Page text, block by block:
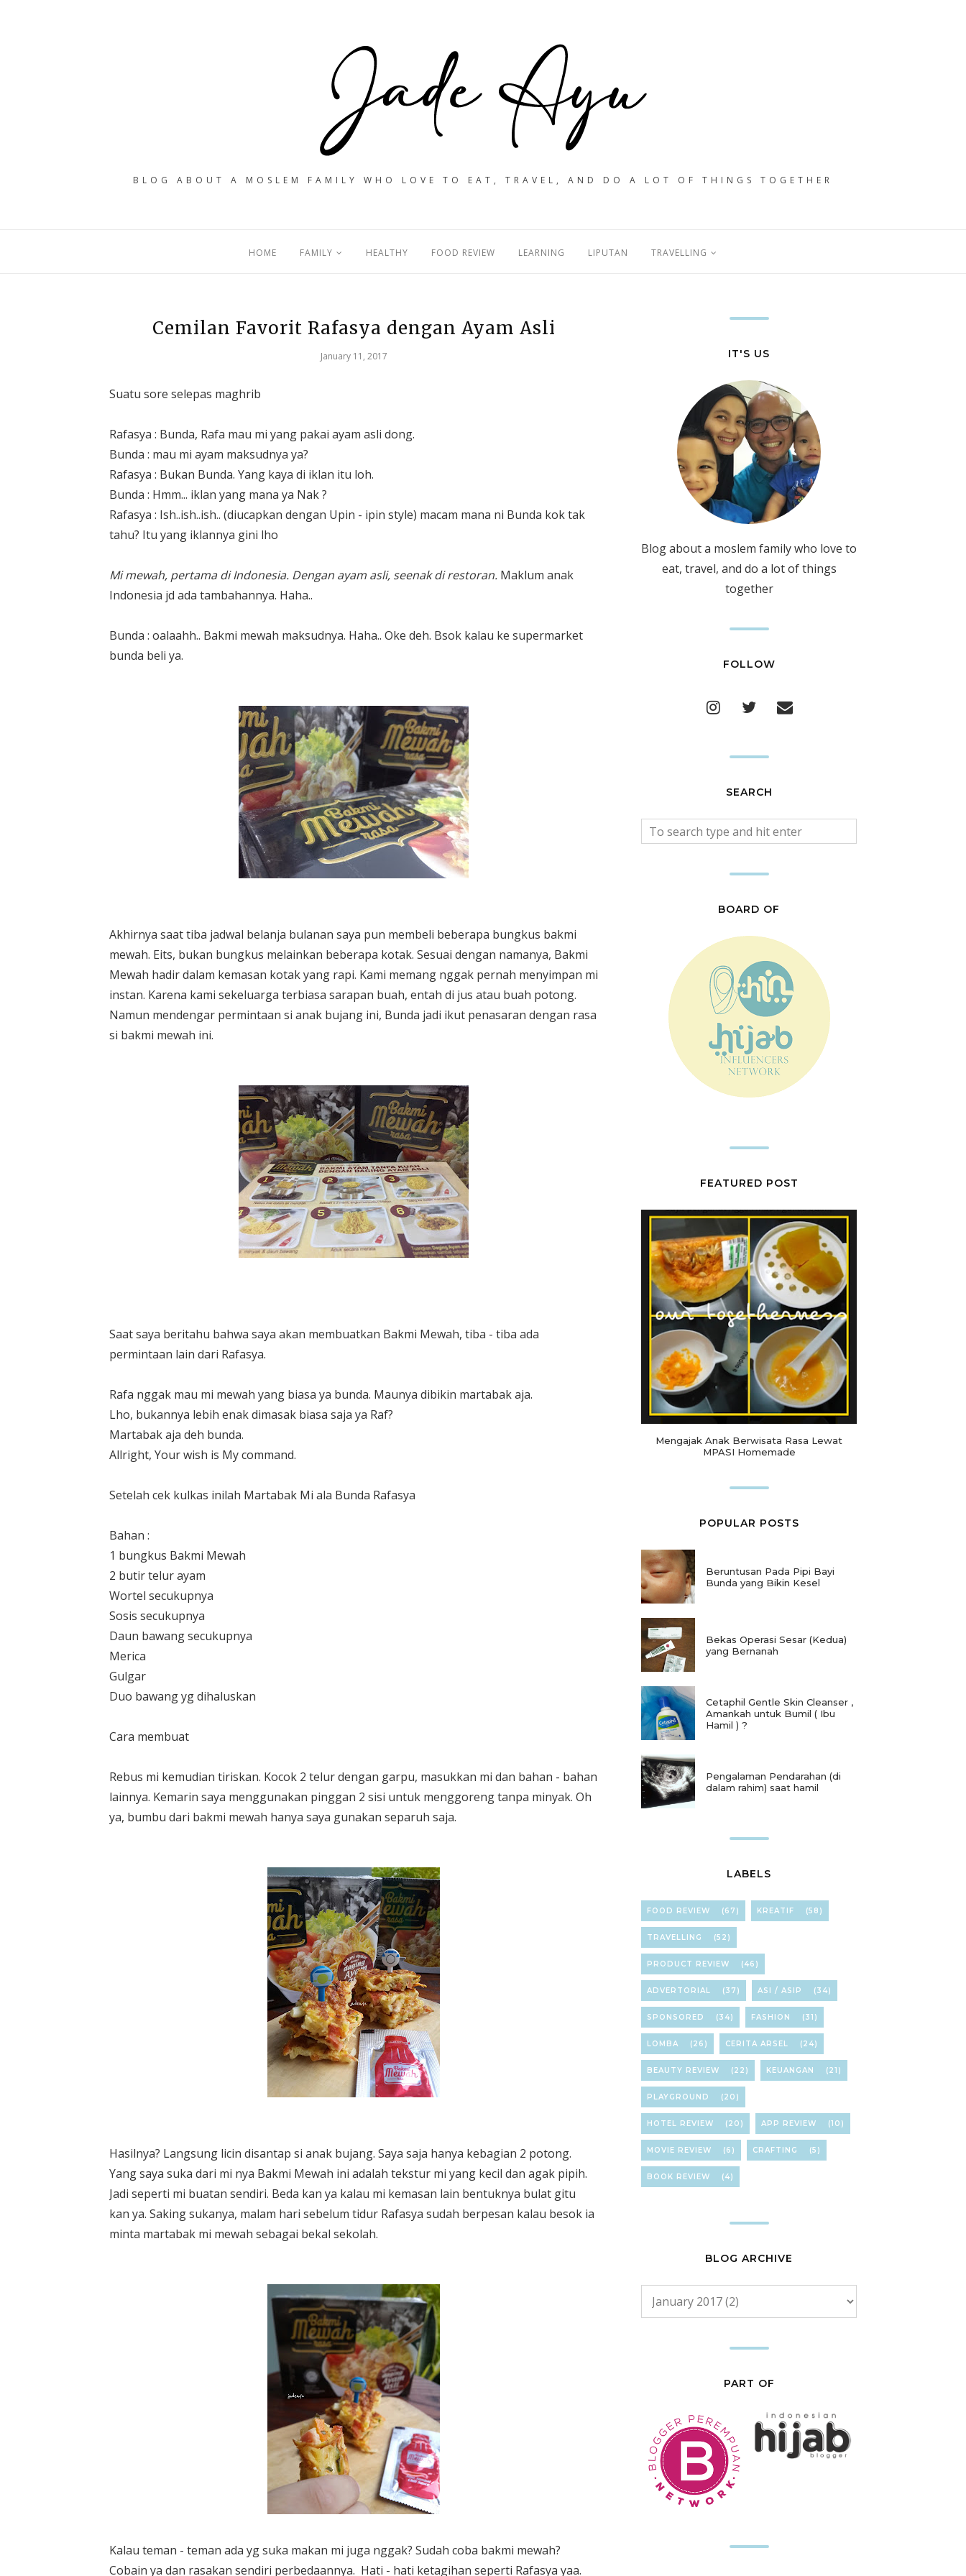
BLOG ABOUT A MOSLEM FAMILY WHO LOVE TO EAT, TRAVEL, AND DO A LOT OF THINGS TOGETHER
HOME FAMILY HEALTHY FOOD REVIEW LEARNING LIPUTAN TRAVELLING
Cemilan Favorit Rafasya dengan Ayam Asli
January 11, 2017
Suatu sore selepas maghrib
Rafasya : Bunda, Rafa mau mi yang pakai ayam asli dong.
Bunda : mau mi ayam maksudnya ya?
Rafasya : Bukan Bunda. Yang kaya di iklan itu loh.
Bunda : Hmm... iklan yang mana ya Nak ?
Rafasya : Ish..ish..ish.. (diucapkan dengan Upin - ipin style) macam mana ni Bunda kok tak
tahu? Itu yang iklannya gini lho
Mi mewah, pertama di Indonesia. Dengan ayam asli, seenak di restoran. Maklum anak
Indonesia jd ada tambahannya. Haha..
Bunda : oalaahh.. Bakmi mewah maksudnya. Haha.. Oke deh. Bsok kalau ke supermarket
bunda beli ya.
Akhirnya saat tiba jadwal belanja bulanan saya pun membeli beberapa bungkus bakmi
mewah. Eits, bukan bungkus melainkan beberapa kotak. Sesuai dengan namanya, Bakmi
Mewah hadir dalam kemasan kotak yang rapi. Kami memang nggak pernah menyimpan mi
instan. Karena kami sekeluarga terbiasa sarapan buah, entah di jus atau buah potong.
Namun mendengar permintaan si anak bujang ini, Bunda jadi ikut penasaran dengan rasa
si bakmi mewah ini.
Saat saya beritahu bahwa saya akan membuatkan Bakmi Mewah, tiba - tiba ada
permintaan lain dari Rafasya.
Rafa nggak mau mi mewah yang biasa ya bunda. Maunya dibikin martabak aja.
Lho, bukannya lebih enak dimasak biasa saja ya Raf?
Martabak aja deh bunda.
Allright, Your wish is My command.
Setelah cek kulkas inilah Martabak Mi ala Bunda Rafasya
Bahan :
1 bungkus Bakmi Mewah
2 butir telur ayam
Wortel secukupnya
Sosis secukupnya
Daun bawang secukupnya
Merica
Gulgar
Duo bawang yg dihaluskan
Cara membuat
Rebus mi kemudian tiriskan. Kocok 2 telur dengan garpu, masukkan mi dan bahan - bahan
lainnya. Kemarin saya menggunakan pinggan 2 sisi untuk menggoreng tanpa minyak. Oh
ya, bumbu dari bakmi mewah hanya saya gunakan separuh saja.
Hasilnya? Langsung licin disantap si anak bujang. Saya saja hanya kebagian 2 potong.
Yang saya suka dari mi nya Bakmi Mewah ini adalah tekstur mi yang kecil dan agak pipih.
Jadi seperti mi buatan sendiri. Beda kan ya kalau mi kemasan lain bentuknya bulat gitu
kan ya. Saking sukanya, malam hari sebelum tidur Rafasya sudah berpesan kalau besok ia
minta martabak mi mewah sebagai bekal sekolah.
Kalau teman - teman ada yg suka makan mi juga nggak? Sudah coba bakmi mewah?
Cobain ya dan rasakan sendiri perbedaannya. Hati - hati ketagihan seperti Rafasya yaa.
IT'S US
Blog about a moslem family who love to
eat, travel, and do a lot of things
together
FOLLOW
SEARCH
BOARD OF
FEATURED POST
Mengajak Anak Berwisata Rasa Lewat
MPASI Homemade
POPULAR POSTS
Beruntusan Pada Pipi Bayi
Bunda yang Bikin Kesel
Bekas Operasi Sesar (Kedua)
yang Bernanah
Cetaphil Gentle Skin Cleanser ,
Amankah untuk Bumil ( Ibu
Hamil ) ?
Pengalaman Pendarahan (di
dalam rahim) saat hamil
LABELS
FOOD REVIEW (67) KREATIF (58)
TRAVELLING (52)
PRODUCT REVIEW (46)
ADVERTORIAL (37) ASI / ASIP (34)
SPONSORED (34) FASHION (31)
LOMBA (26) CERITA ARSEL (24)
BEAUTY REVIEW (22) KEUANGAN (21)
PLAYGROUND (20)
HOTEL REVIEW (20) APP REVIEW (10)
MOVIE REVIEW (6) CRAFTING (5)
BOOK REVIEW (4)
BLOG ARCHIVE
PART OF